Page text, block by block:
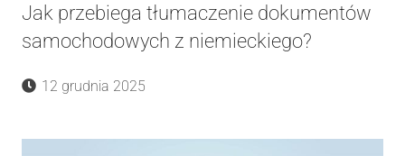
Jak przebiega tłumaczenie dokumentów
samochodowych z niemieckiego?
12 grudnia 2025